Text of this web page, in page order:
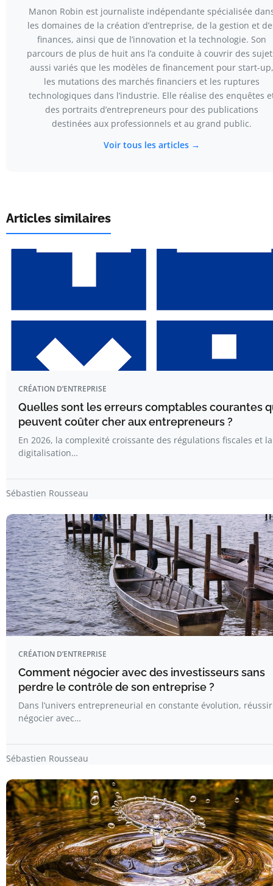
Manon Robin est journaliste indépendante spécialisée
les domaines de la création d’entreprise, de la gestion et
finances, ainsi que de l’innovation et la technologie. Son
parcours de plus de huit ans l’a conduite à couvrir des
aussi variés que les modèles de financement pour start-up,
les mutations des marchés financiers et les ruptures
technologiques dans l’industrie. Elle réalise des enquêtes
des portraits d’entrepreneurs pour des publications
destinées aux professionnels et au grand public.
Voir tous les articles →
Articles similaires
CRÉATION D’ENTREPRISE
Quelles sont les erreurs comptables courantes
peuvent coûter cher aux entrepreneurs ?
En 2026, la complexité croissante des régulations fiscales et la
digitalisation…
Sébastien Rousseau
CRÉATION D’ENTREPRISE
Comment négocier avec des investisseurs sans
perdre le contrôle de son entreprise ?
Dans l’univers entrepreneurial en constante évolution,
négocier avec…
Sébastien Rousseau